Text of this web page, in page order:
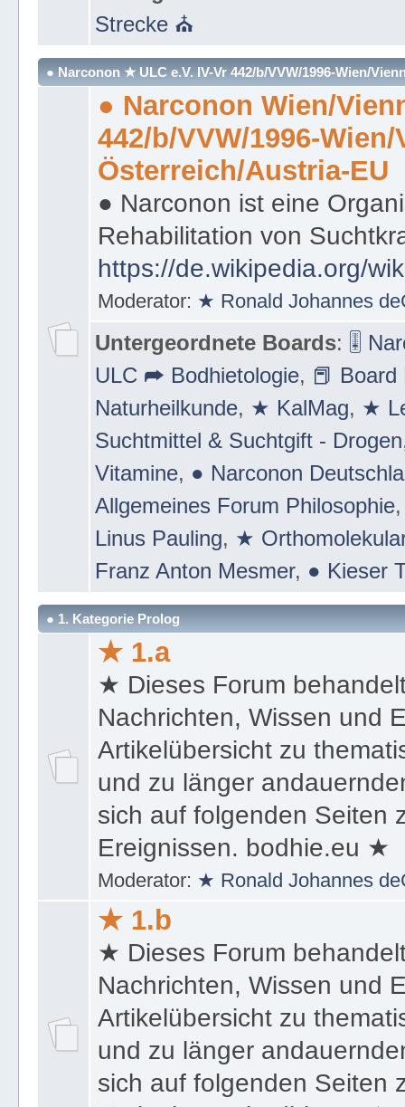
Untergeordnete Boards
Strecke ⛪
● Narconon ★ ULC e.V. IV-Vr 442/b/VVW/1996-Wien/
● Narconon Wien/
442/b/VVW/1996-
Österreich/Austria-EU
● Narconon ist eine
Rehabilitation von
https://de.wikipedia.org/
Moderator:★ Ronald Johannes
Untergeordnete Boards :🎚
ULC ➦ Bodhietologie,📕 Board
Naturheilkunde,★ KalMag,★
Suchtmittel & Suchtgift - Drogen
Vitamine,● Narconon
Allgemeines Forum Philosophie
Linus Pauling,★
Franz Anton Mesmer,● Kieser
● 1. Kategorie Prolog
★ 1.a
★ Dieses Forum
Nachrichten, Wissen und
Artikelübersicht zu
und zu länger
sich auf folgenden Seiten
Ereignissen. bodhie.eu ★
Moderator:
★ 1.b
★ Dieses Forum
Nachrichten, Wissen und
Artikelübersicht zu
und zu länger